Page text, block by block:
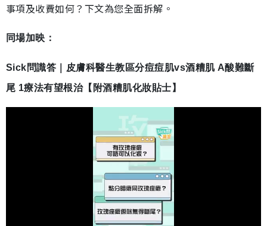
事項及收費如何？下文為您全面拆解。
同場加映：
Sick問識答｜皮膚科醫生教區分痘痘肌vs酒糟肌 A酸難斷
尾 1療法有望根治【附酒糟肌化妝貼士】